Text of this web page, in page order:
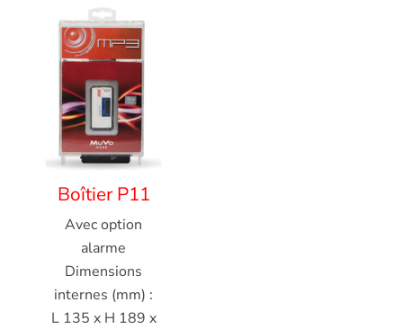
Boîtier P11
Avec option
alarme
Dimensions
internes (mm) :
L 135 x H 189 x